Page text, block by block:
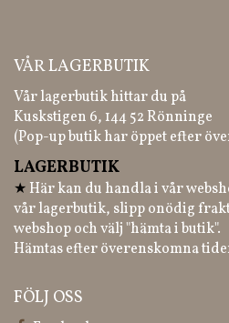
VÅR LAGERBUTIK
Vår lagerbutik hittar du på
Kuskstigen 6, 144 52 Rönninge
(Pop-up butik har öppet efter
LAGERBUTIK
★ Här kan du handla i vår
vår lagerbutik, slipp onödig
webshop och välj "hämta i butik".
Hämtas efter överenskomna
FÖLJ OSS